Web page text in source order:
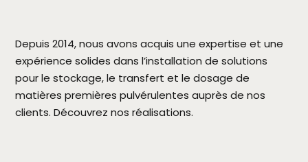
Depuis 2014, nous avons acquis une expertise et une
expérience solides dans l’installation de solutions
pour le stockage, le transfert et le dosage de
matières premières pulvérulentes auprès de nos
clients. Découvrez nos réalisations.